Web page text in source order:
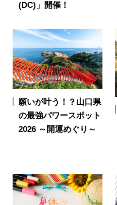
(DC)」開催！
願いが叶う！？山口県
の最強パワースポット
2026 ～開運めぐり～